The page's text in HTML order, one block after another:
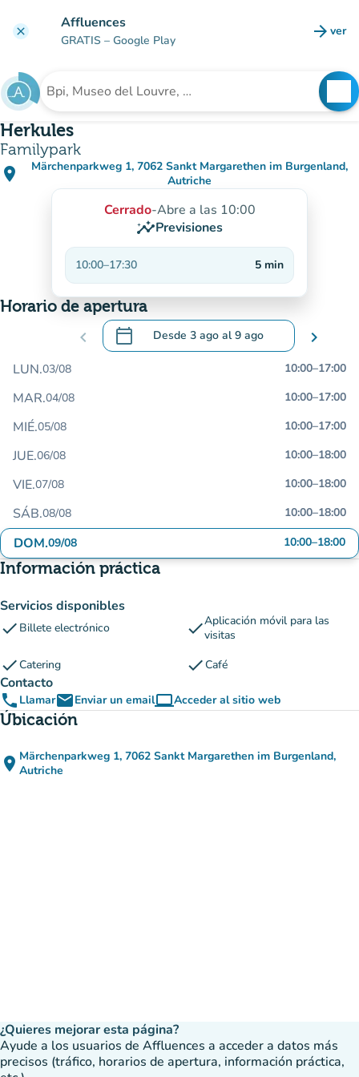
clear Affluences
GRATIS – Google Play arrow_forward ver
Buscar un establecimiento
Herkules
Familypark
place
Märchenparkweg 1, 7062 Sankt Margarethen im Burgenland,
Autriche
(abrir en Google Maps)
(nueva pestaña)
Cerrado-Abre a las 10:00
insightsPrevisiones
10:00–17:30 5 min
Horario de apertura
chevron_left calendar_today Desde 3 ago al9 ago
.Abra el calendario para cambiar las
chevron_right
LUN.03/08 10:00–17:00
MAR.04/08 10:00–17:00
MIÉ.05/08 10:00–17:00
JUE.06/08 10:00–18:00
VIE.07/08 10:00–18:00
SÁB.08/08 10:00–18:00
DOM.09/08 10:00–18:00
Información práctica
Servicios disponibles
check Billete electrónico checkAplicación móvil para las
visitas
checkCatering checkCafé
Contacto
phone LlamaremailEnviar un emailcomputerAcceder al sitio web
(nueva pestaña)
Úbicación
place Märchenparkweg 1, 7062 Sankt Margarethen im Burgenland,
Autriche
¿Quieres mejorar esta página?
Ayude a los usuarios de Affluences a acceder a datos más
precisos (tráfico, horarios de apertura, información práctica,